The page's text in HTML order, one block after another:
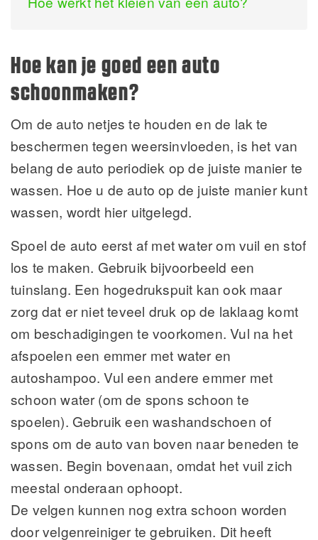
Hoe kan je goed een auto
schoonmaken?
Om de auto netjes te houden en de lak te
beschermen tegen weersinvloeden, is het van
belang de auto periodiek op de juiste manier te
wassen. Hoe u de auto op de juiste manier kunt
wassen, wordt hier uitgelegd.
Spoel de auto eerst af met water om vuil en stof
los te maken. Gebruik bijvoorbeeld een
tuinslang. Een hogedrukspuit kan ook maar
zorg dat er niet teveel druk op de laklaag komt
om beschadigingen te voorkomen. Vul na het
afspoelen een emmer met water en
autoshampoo. Vul een andere emmer met
schoon water (om de spons schoon te
spoelen). Gebruik een washandschoen of
spons om de auto van boven naar beneden te
wassen. Begin bovenaan, omdat het vuil zich
meestal onderaan ophoopt.
De velgen kunnen nog extra schoon worden
door velgenreiniger te gebruiken. Dit heeft